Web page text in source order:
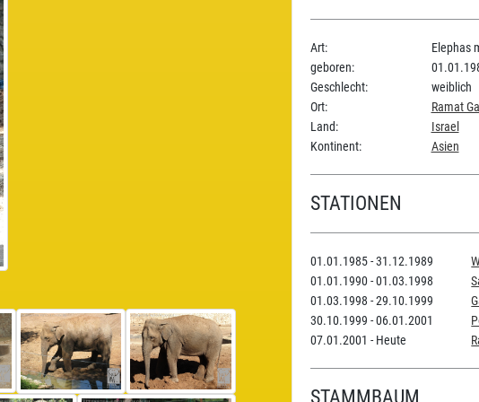
Art:
Elephas
geboren:
Geschlecht:
weiblich
Ort:
Ramat
Land:
Israel
Kontinent:
Asien
STATIONEN
01.01.1985 - 31.12.1989
01.01.1990 - 01.03.1998
01.03.1998 - 29.10.1999
30.10.1999 - 06.01.2001
07.01.2001 - Heute
STAMMBAUM